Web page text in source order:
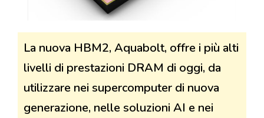
La nuova HBM2, Aquabolt, offre i più alti
livelli di prestazioni DRAM di oggi, da
utilizzare nei supercomputer di nuova
generazione, nelle soluzioni AI e nei